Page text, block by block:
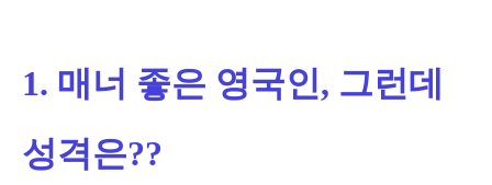
1. 매너 좋은 영국인, 그런데
성격은??